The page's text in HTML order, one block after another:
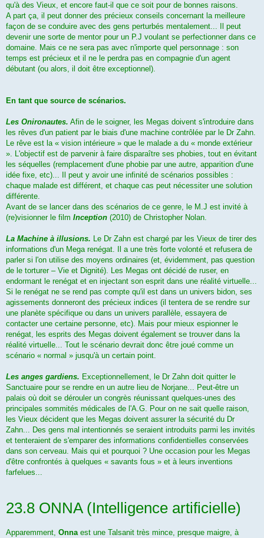
qu'à des Vieux, et encore faut-il que ce soit pour de bonnes raisons.
A part ça, il peut donner des précieux conseils concernant la meilleure
façon de se conduire avec des gens perturbés mentalement... Il peut
devenir une sorte de mentor pour un P.J voulant se perfectionner dans ce
domaine. Mais ce ne sera pas avec n'importe quel personnage : son
temps est précieux et il ne le perdra pas en compagnie d'un agent
débutant (ou alors, il doit être exceptionnel).
En tant que source de scénarios.
Les Onironautes. Afin de le soigner, les Megas doivent s'introduire dans
les rêves d'un patient par le biais d'une machine contrôlée par le Dr Zahn.
Le rêve est la « vision intérieure » que le malade a du « monde extérieur
». L'objectif est de parvenir à faire disparaître ses phobies, tout en évitant
les séquelles (remplacement d'une phobie par une autre, apparition d'une
idée fixe, etc)... Il peut y avoir une infinité de scénarios possibles :
chaque malade est différent, et chaque cas peut nécessiter une solution
différente.
Avant de se lancer dans des scénarios de ce genre, le M.J est invité à
(re)visionner le film Inception (2010) de Christopher Nolan.
La Machine à illusions. Le Dr Zahn est chargé par les Vieux de tirer des
informations d'un Mega renégat. Il a une très forte volonté et refusera de
parler si l'on utilise des moyens ordinaires (et, évidemment, pas question
de le torturer – Vie et Dignité). Les Megas ont décidé de ruser, en
endormant le renégat et en injectant son esprit dans une réalité virtuelle...
Si le renégat ne se rend pas compte qu'il est dans un univers bidon, ses
agissements donneront des précieux indices (il tentera de se rendre sur
une planète spécifique ou dans un univers parallèle, essayera de
contacter une certaine personne, etc). Mais pour mieux espionner le
renégat, les esprits des Megas doivent également se trouver dans la
réalité virtuelle... Tout le scénario devrait donc être joué comme un
scénario « normal » jusqu'à un certain point.
Les anges gardiens. Exceptionnellement, le Dr Zahn doit quitter le
Sanctuaire pour se rendre en un autre lieu de Norjane... Peut-être un
palais où doit se dérouler un congrès réunissant quelques-unes des
principales sommités médicales de l'A.G. Pour on ne sait quelle raison,
les Vieux décident que les Megas doivent assurer la sécurité du Dr
Zahn... Des gens mal intentionnés se seraient introduits parmi les invités
et tenteraient de s'emparer des informations confidentielles conservées
dans son cerveau. Mais qui et pourquoi ? Une occasion pour les Megas
d'être confrontés à quelques « savants fous » et à leurs inventions
farfelues...
23.8 ONNA (Intelligence artificielle)
Apparemment, Onnaest une Talsanit très mince, presque maigre, à